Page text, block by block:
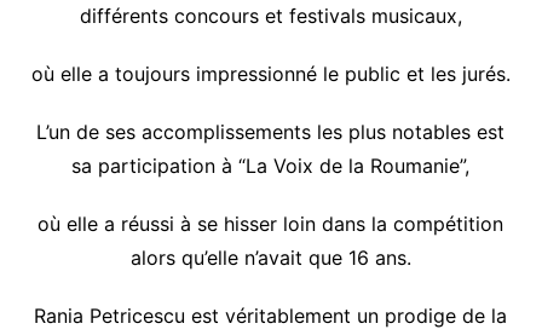
différents concours et festivals musicaux,
où elle a toujours impressionné le public et les jurés.
L’un de ses accomplissements les plus notables est
sa participation à “La Voix de la Roumanie”,
où elle a réussi à se hisser loin dans la compétition
alors qu’elle n’avait que 16 ans.
Rania Petricescu est véritablement un prodige de la